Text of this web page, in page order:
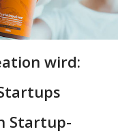
wird:
Startup-